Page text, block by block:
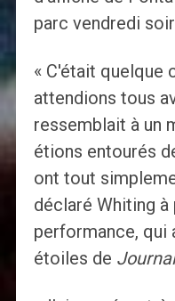
parc vendredi
« C'était quelque
attendions tous
ressemblait à un
étions entourés
ont tout
déclaré Whiting
performance, qui
étoiles de